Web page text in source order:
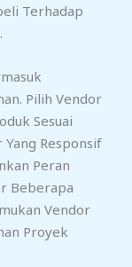
Terhadap
Pilih Vendor
Sesuai
Yang Responsif
Peran
Beberapa
Vendor
Proyek